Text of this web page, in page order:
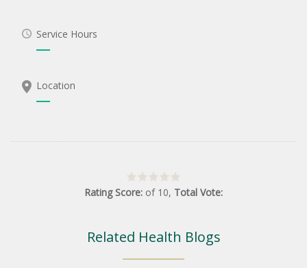
Service Hours
Location
Rating Score: of 10, Total Vote:
Related Health Blogs